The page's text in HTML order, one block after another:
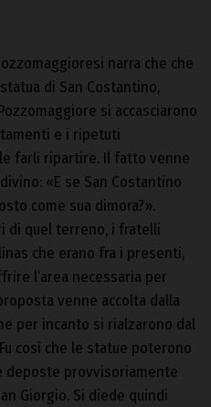
narra che che
di San Costantino,
si accasciarono
e i ripetuti
farli ripartire. Il fatto venne
«E se San Costantino
come sua dimora?».
di quel terreno, i fratelli
che erano fra i presenti,
l’area necessaria per
venne accolta dalla
per incanto si rialzarono dal
così che le statue poterono
provvisoriamente
Giorgio. Si diede quindi